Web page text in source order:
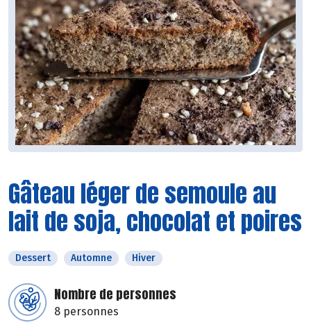
Gâteau léger de semoule au
lait de soja, chocolat et poires
Dessert Automne Hiver
Nombre de personnes
8 personnes